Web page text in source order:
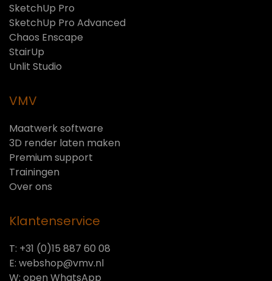
SketchUp Pro
SketchUp Pro Advanced
Chaos Enscape
StairUp
Unlit Studio
VMV
Maatwerk software
3D render laten maken
Premium support
Trainingen
Over ons
Klantenservice
T: +31 (0)15 887 60 08
E: webshop@vmv.nl
W: open WhatsApp